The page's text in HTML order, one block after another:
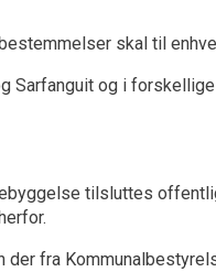
skal til
Sarfanguit og i
tilsluttes
fra